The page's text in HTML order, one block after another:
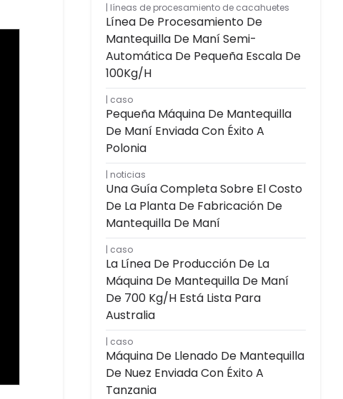
líneas de procesamiento de cacahuetes
Línea De Procesamiento De
Mantequilla De Maní Semi-
Automática De Pequeña Escala De
100Kg/h
caso
Pequeña Máquina De Mantequilla
De Maní Enviada Con Éxito A
Polonia
noticias
Una Guía Completa Sobre El Costo
De La Planta De Fabricación De
Mantequilla De Maní
caso
La Línea De Producción De La
Máquina De Mantequilla De Maní
De 700 Kg/h Está Lista Para
Australia
caso
Máquina De Llenado De Mantequilla
De Nuez Enviada Con Éxito A
Tanzania